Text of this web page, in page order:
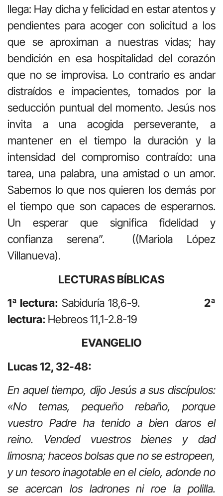
llega: Hay dicha y felicidad en estar atentos y
pendientes para acoger con solicitud a los
que se aproximan a nuestras vidas; hay
bendición en esa hospitalidad del corazón
que no se improvisa. Lo contrario es andar
distraídos e impacientes, tomados por la
seducción puntual del momento. Jesús nos
invita a una acogida perseverante, a
mantener en el tiempo la duración y la
intensidad del compromiso contraído: una
tarea, una palabra, una amistad o un amor.
Sabemos lo que nos quieren los demás por
el tiempo que son capaces de esperarnos.
Un esperar que significa fidelidad y
confianza serena”. ((Mariola López
Villanueva).
LECTURAS BÍBLICAS
1ª lectura: Sabiduría 18,6-9. 2ª
lectura: Hebreos 11,1-2.8-19
EVANGELIO
Lucas 12, 32-48:
En aquel tiempo, dijo Jesús a sus discípulos:
«No temas, pequeño rebaño, porque
vuestro Padre ha tenido a bien daros el
reino. Vended vuestros bienes y dad
limosna; haceos bolsas que no se estropeen,
y un tesoro inagotable en el cielo, adonde no
se acercan los ladrones ni roe la polilla.